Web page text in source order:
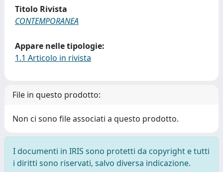
Titolo Rivista
CONTEMPORANEA
Appare nelle tipologie:
1.1 Articolo in rivista
File in questo prodotto:
Non ci sono file associati a questo prodotto.
I documenti in IRIS sono protetti da copyright e tutti
i diritti sono riservati, salvo diversa indicazione.